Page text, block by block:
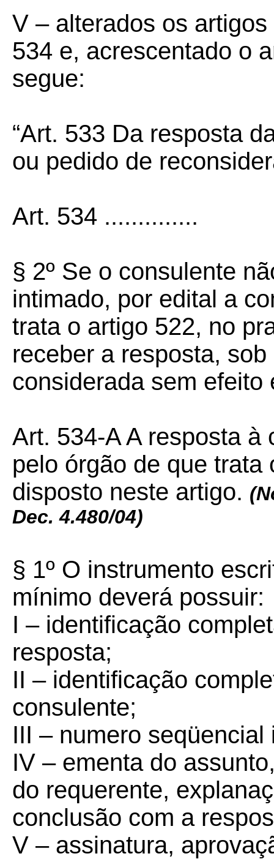
V – alterados os
534 e, acrescentado o
segue:
“Art. 533 Da resposta
ou pedido de
Art. 534 ..............
§ 2º Se o consulente
intimado, por edital a
trata o artigo 522, no
receber a resposta,
considerada sem
Art. 534-A A resposta à
pelo órgão de que
disposto neste artigo.
Dec. 4.480/04)
§ 1º O instrumento
mínimo deverá possuir:
I – identificação
resposta;
II – identificação
consulente;
III – numero
IV – ementa do
do requerente,
conclusão com a
V – assinatura,